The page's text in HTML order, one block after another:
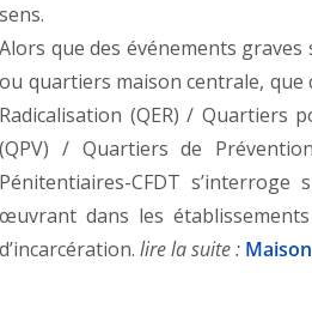
sens.
Alors que des événements
ou quartiers maison centrale, que
Radicalisation (QER) / Quartiers
(QPV) / Quartiers de
Pénitentiaires-CFDT
œuvrant dans les
d’incarcération.lire la suite :